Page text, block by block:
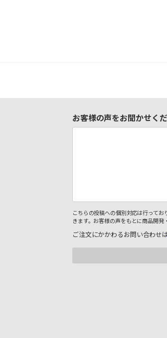
お客様の声をお聞かせく
こちらの投稿への個別対応は行って
きます。お客様の声をもとに商品開発
ご注文にかかわるお問い合わせ